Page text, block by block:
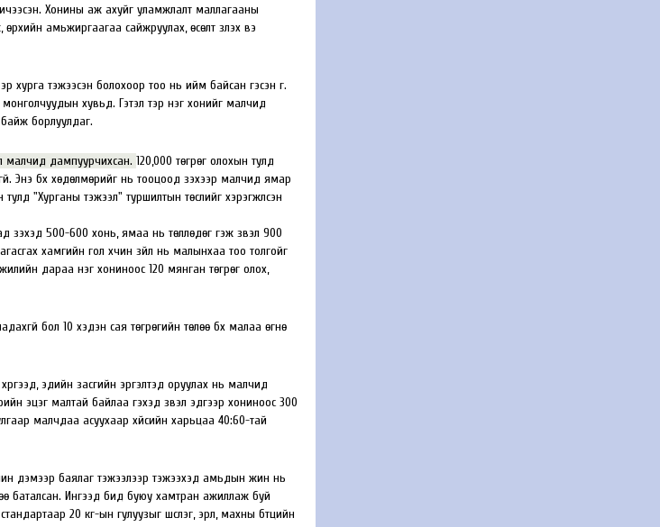
Хонины аж ахуйг уламжлалт маллагааны
амьжиргаагаа сайжруулах, өсөлт үзүүлэх вэ
хурга тэжээсэн болохоор тоо нь ийм байсан гэсэн үг.
хувьд. Гэтэл тэр нэг хонийг малчид
борлуулдаг.
малчид дампуурчихсан. 120,000 төгрөг олохын тулд
Энэ бүх хөдөлмөрийг нь тооцоод үзэхээр малчид ямар
"Хурганы тэжээл" туршилтын төслийг хэрэгжүүлсэн
500-600 хонь, ямаа нь төллөдөг гэж үзвэл 900
хамгийн гол хүчин зүйл нь малынхаа тоо толгойг
дараа нэг хониноос 120 мянган төгрөг олох,
бол 10 хэдэн сая төгрөгийн төлөө бүх малаа өгнө
эдийн засгийн эргэлтэд оруулах нь малчид
эцэг малтай байлаа гэхэд үзвэл эдгээр хониноос 300
малчдаа асуухаар хүйсийн харьцаа 40:60-тай
дэмээр баялаг тэжээлээр тэжээхэд амьдын жин нь
баталсан. Ингээд бид буюу хамтран ажиллаж буй
20 кг-ын гулуузыг шүүслэг, эрүүл, махны бүтцийн